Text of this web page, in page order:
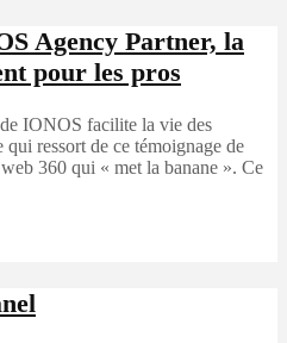
Agency Partner, la
pour les pros
IONOS facilite la vie des
qui ressort de ce témoignage de
360 qui « met la banane ». Ce